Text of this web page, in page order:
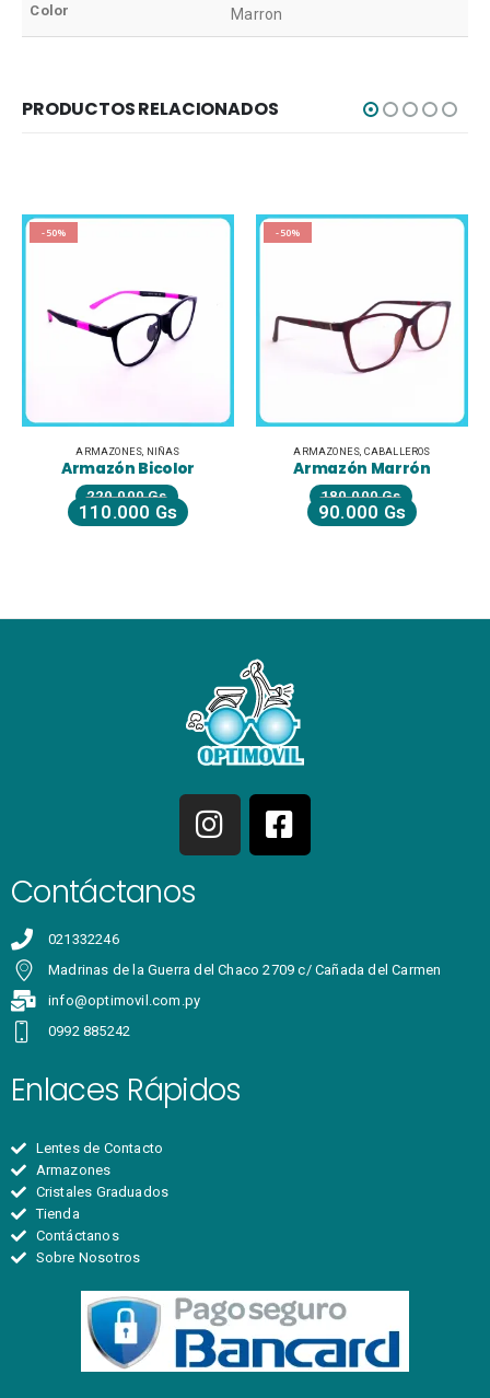
Color Marron
PRODUCTOS RELACIONADOS
-50%
ARMAZONES NIÑAS
Armazón Bicolor
220.000Gs
110.000 Gs
-50%
ARMAZONES CABALLEROS
Armazón Marrón
180.000Gs
90.000 Gs
Contáctanos
021332246
Madrinas de la Guerra del Chaco 2709 c/ Cañada del Carmen
info@optimovil.com.py
0992 885242
Enlaces Rápidos
Lentes de Contacto
Armazones
Cristales Graduados
Tienda
Contáctanos
Sobre Nosotros